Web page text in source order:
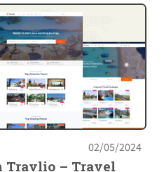
02/05/2024
Travlio – Travel